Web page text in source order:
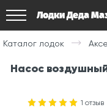
Лодки Деда
Каталог лодок
Насос
1 отзыв